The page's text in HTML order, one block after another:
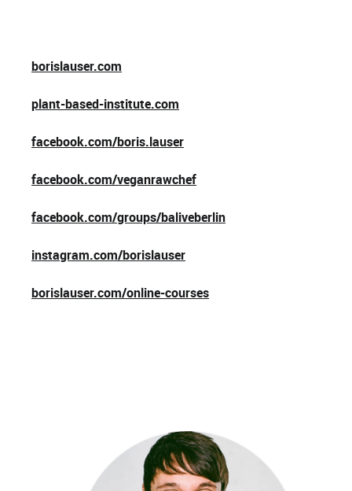
borislauser.com
plant-based-institute.com
facebook.com/boris.lauser
facebook.com/veganrawchef
facebook.com/groups/baliveberlin
instagram.com/borislauser
borislauser.com/online-courses